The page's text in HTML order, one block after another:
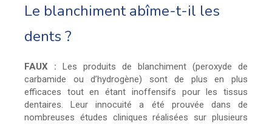
Le blanchiment abîme-t-il les
dents ?
FAUX : Les produits de blanchiment (peroxyde de
carbamide ou d’hydrogène) sont de plus en plus
efficaces tout en étant inoffensifs pour les tissus
dentaires. Leur innocuité a été prouvée dans de
nombreuses études cliniques réalisées sur plusieurs